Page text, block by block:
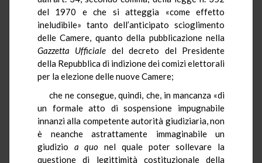
del 1970 e che si atteggia «come effetto
ineludibile» tanto dell’anticipato scioglimento
delle Camere, quanto della pubblicazione nella
Gazzetta Ufficiale del decreto del Presidente
della Repubblica di indizione dei comizi elettorali
per la elezione delle nuove Camere;
che ne consegue, quindi, che, in mancanza «di
un formale atto di sospensione impugnabile
innanzi alla competente autorità giudiziaria, non
è neanche astrattamente immaginabile un
giudizio a quo nel quale poter sollevare la
questione di legittimità costituzionale della